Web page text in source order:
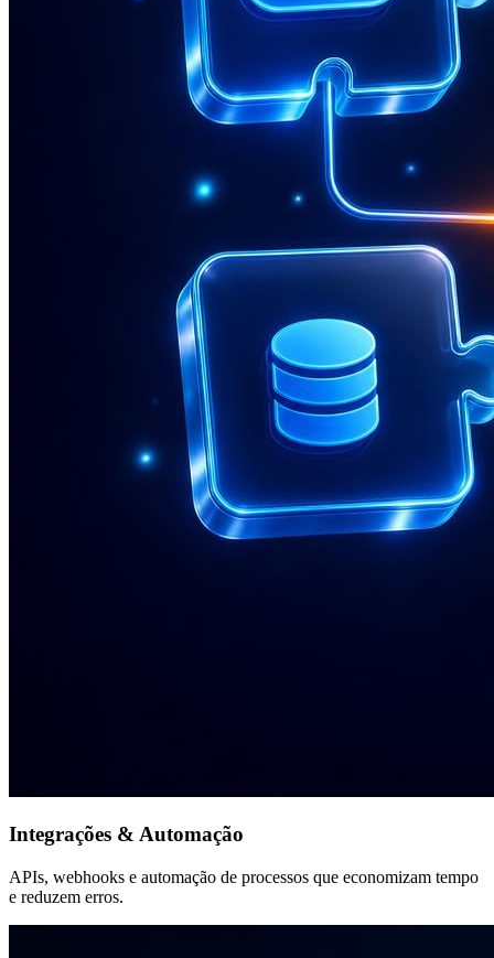
Integrações & Automação
APIs, webhooks e automação de processos que economizam tempo
e reduzem erros.